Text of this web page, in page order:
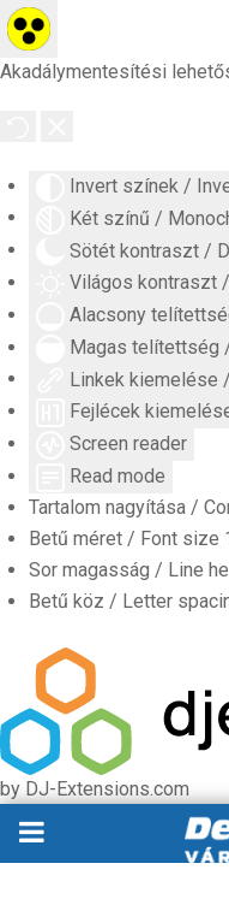
Akadálymentesítési
Invert színek /
Két színű /
Sötét kontraszt /
Világos kontraszt
Alacsony
Magas telítettség
Linkek kiemelése
Fejlécek
Screen reader
Read mode
Tartalom nagyítása /
Betű méret / Font size
Sor magasság / Line
Betű köz / Letter
by DJ-Extensions.com